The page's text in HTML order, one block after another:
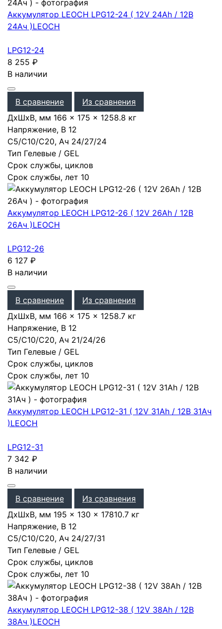
Аккумулятор LEOCH LPG12-24 ( 12V 24Ah / 12В
24Ач )LEOCH
LPG12-24
8 255 ₽
В наличии
В сравнение
Из сравнения
ДхШхВ, мм 166 × 175 × 1258.8 кг
Напряжение, В 12
С5/С10/С20, Ач 24/27/24
Тип Гелевые / GEL
Срок службы, циклов
Срок службы, лет 10
Аккумулятор LEOCH LPG12-26 ( 12V 26Ah / 12В
26Ач )LEOCH
LPG12-26
6 127 ₽
В наличии
В сравнение
Из сравнения
ДхШхВ, мм 166 × 175 × 1258.7 кг
Напряжение, В 12
С5/С10/С20, Ач 21/24/26
Тип Гелевые / GEL
Срок службы, циклов
Срок службы, лет 10
Аккумулятор LEOCH LPG12-31 ( 12V 31Ah / 12В 31Ач
)LEOCH
LPG12-31
7 342 ₽
В наличии
В сравнение
Из сравнения
ДхШхВ, мм 195 × 130 × 17810.7 кг
Напряжение, В 12
С5/С10/С20, Ач 24/27/31
Тип Гелевые / GEL
Срок службы, циклов
Срок службы, лет 10
Аккумулятор LEOCH LPG12-38 ( 12V 38Ah / 12В
38Ач )LEOCH